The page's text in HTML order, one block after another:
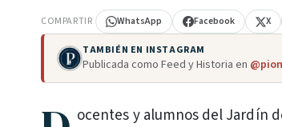
COMPARTIR WhatsApp Facebook X
TAMBIÉN EN INSTAGRAM
Publicada como Feed y Historia en
ocentes y alumnos del Jardín